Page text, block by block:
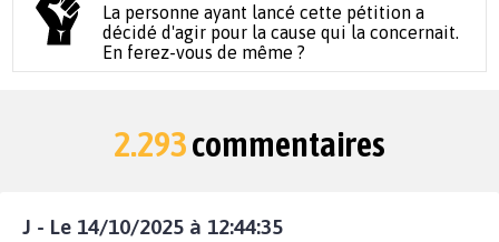
La personne ayant lancé cette pétition a
décidé d'agir pour la cause qui la concernait.
En ferez-vous de même ?
2.293commentaires
J - Le 14/10/2025 à 12:44:35